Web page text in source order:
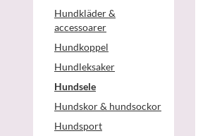
Hundkläder &
accessoarer
Hundkoppel
Hundleksaker
Hundsele
Hundskor & hundsockor
Hundsport